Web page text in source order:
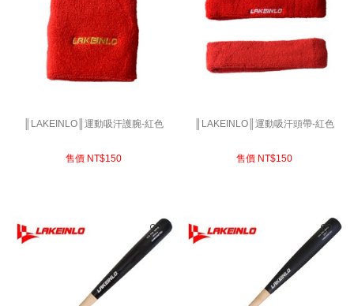
║LAKEINLO║運動吸汗護腕-紅色
售價 NT$150
║LAKEINLO║運動吸汗頭帶-紅色
售價 NT$150